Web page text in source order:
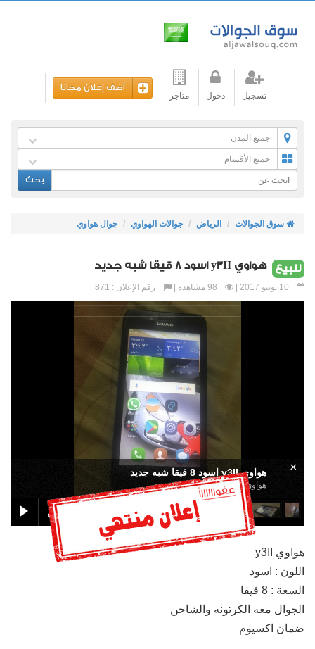
تسجيل دخول متاجر
أضف إعلان مجانا
جميع المدن
جميع الأقسام
بحث
سوق الجوالات الرياض جوالات الهواوي جوال هواوي
للبيع هواوي y3II اسود 8 قيقا شبه جديد
رقم الإعلان : 871
هواوي y3II اسود 8 قيقا شبه جديد
هواوي y3II اسود 8 قيقا شبه جديد
×
هواوي y3II
اللون : اسود
السعة : 8 قيقا
الجوال معه الكرتونه والشاحن
ضمان اكسيوم